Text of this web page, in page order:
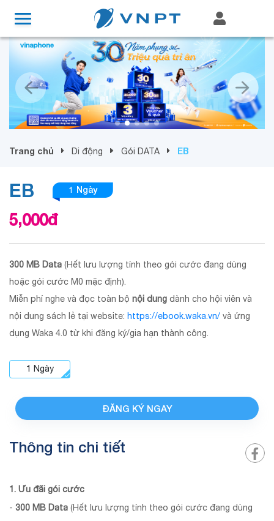
Trang chủ Di động Gói DATA EB
EB 1 Ngày
5,000đ
300 MB Data (Hết lưu lượng tính theo gói cước đang dùng
hoặc gói cước M0 mặc định).
Miễn phí nghe và đọc toàn bộ nội dung dành cho hội viên và
nội dung sách lẻ tại website: https://ebook.waka.vn/ và ứng
dụng Waka 4.0 từ khi đăng ký/gia hạn thành công.
1 Ngày
ĐĂNG KÝ NGAY
Thông tin chi tiết
1. Ưu đãi gói cước
- 300 MB Data (Hết lưu lượng tính theo gói cước đang dùng